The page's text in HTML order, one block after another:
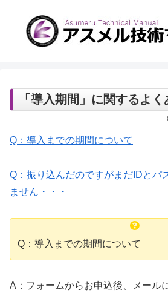
「導入期間」に関するよく
Q：導入までの期間について
Q：振り込んだのですがまだIDとパ
ません・・・
Q：導入までの期間について
A：フォームからお申込後、メール